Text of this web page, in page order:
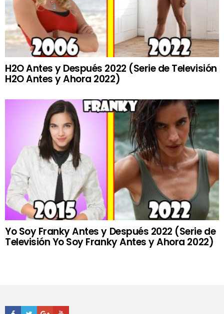
H2O Antes y Después 2022 (Serie de Televisión
H2O Antes y Ahora 2022)
Yo Soy Franky Antes y Después 2022 (Serie de
Televisión Yo Soy Franky Antes y Ahora 2022)
Facebook
TwitterGoogle+Youtube